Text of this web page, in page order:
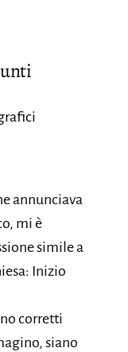
annunciava
mi è
simile a
Inizio
corretti
siano